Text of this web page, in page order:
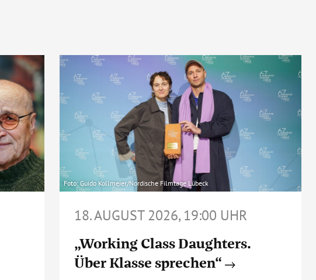
Foto: Guido Kollmeier/Nordische Filmtage Lübeck
18. AUGUST 2026, 19:00 UHR
„Working Class Daughters.
Über Klasse sprechen“